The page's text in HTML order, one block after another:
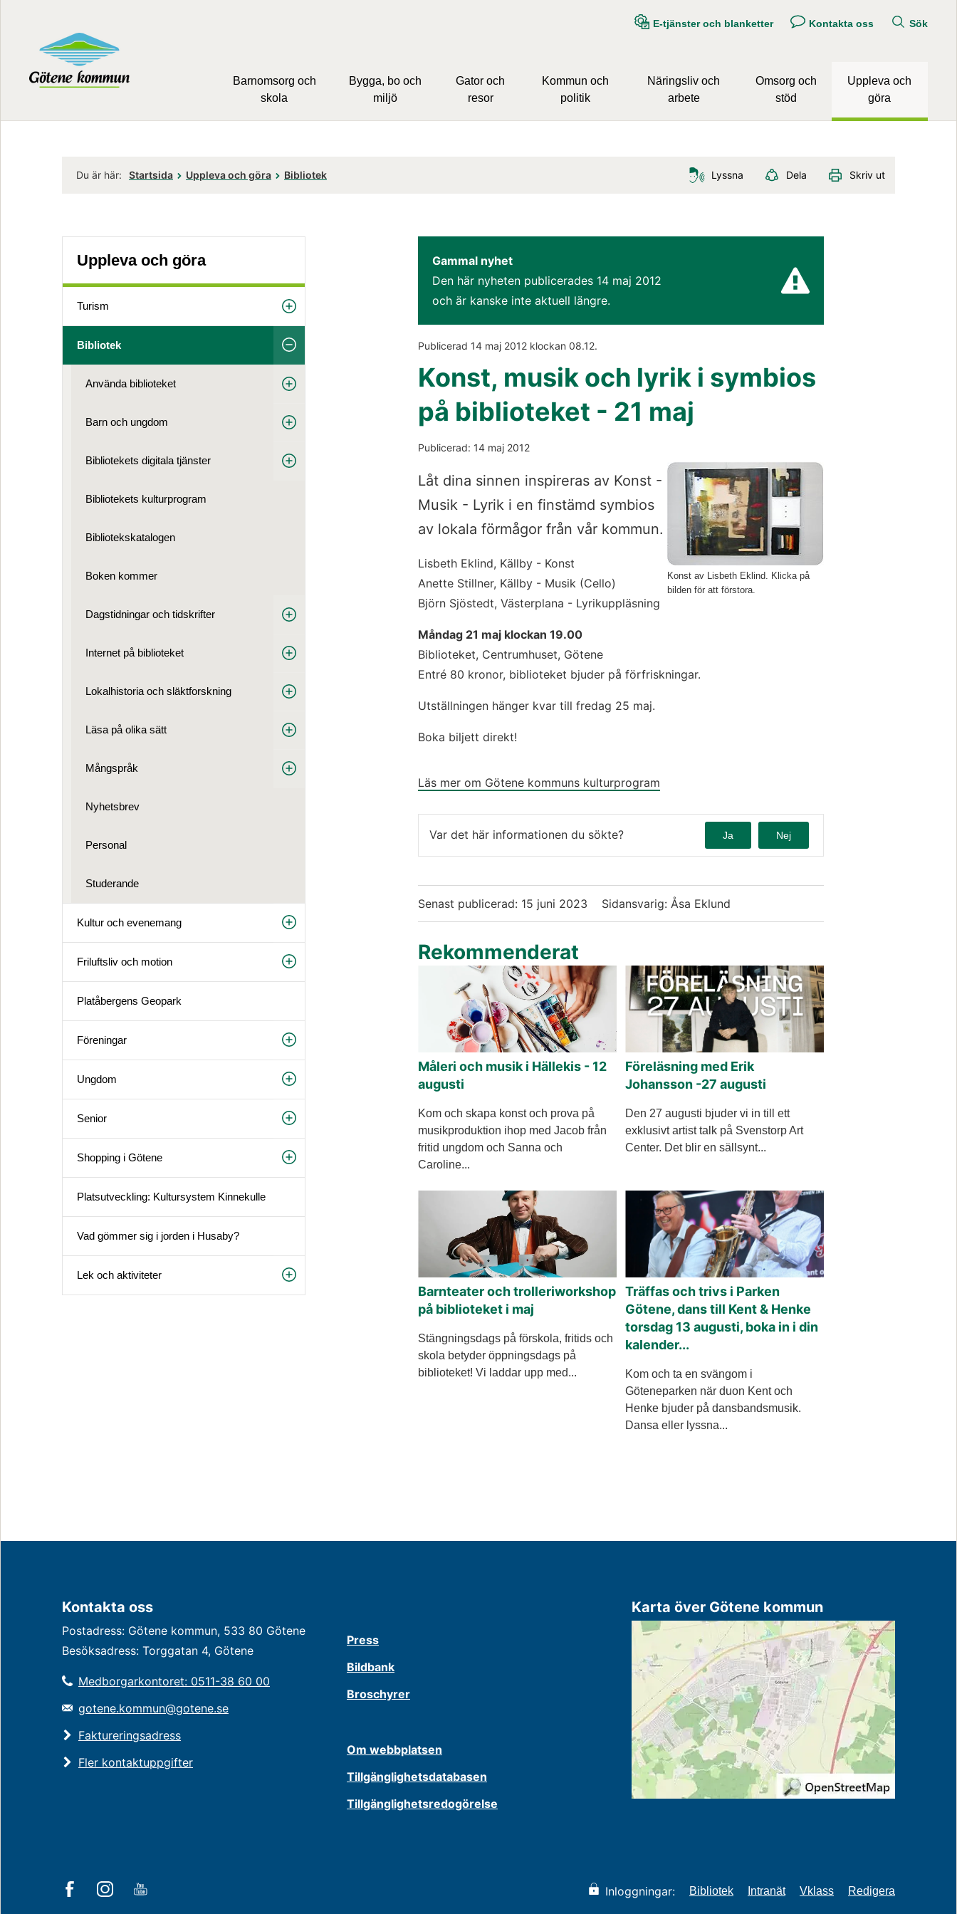
E-tjänster och blanketter Kontakta oss Sök
Barnomsorg och
skola
Bygga, bo och
miljö
Gator och
resor
Kommun och
politik
Näringsliv och
arbete
Omsorg och
stöd
Uppleva och
göra
Du är här: Startsida Uppleva och göra Bibliotek Lyssna Dela Skriv ut
Uppleva och göra
Turism
Bibliotek
Använda biblioteket
Barn och ungdom
Bibliotekets digitala tjänster
Bibliotekets kulturprogram
Bibliotekskatalogen
Boken kommer
Dagstidningar och tidskrifter
Internet på biblioteket
Lokalhistoria och släktforskning
Läsa på olika sätt
Mångspråk
Nyhetsbrev
Personal
Studerande
Kultur och evenemang
Friluftsliv och motion
Platåbergens Geopark
Föreningar
Ungdom
Senior
Shopping i Götene
Platsutveckling: Kultursystem Kinnekulle
Vad gömmer sig i jorden i Husaby?
Lek och aktiviteter
Gammal nyhet
Den här nyheten publicerades 14 maj 2012
och är kanske inte aktuell längre.
Publicerad 14 maj 2012 klockan 08.12.
Konst, musik och lyrik i symbios
på biblioteket - 21 maj
Publicerad: 14 maj 2012
Konst av Lisbeth Eklind. Klicka på
bilden för att förstora.
Låt dina sinnen inspireras av Konst -
Musik - Lyrik i en finstämd symbios
av lokala förmågor från vår kommun.
Lisbeth Eklind, Källby - Konst
Anette Stillner, Källby - Musik (Cello)
Björn Sjöstedt, Västerplana - Lyrikuppläsning
Måndag 21 maj klockan 19.00
Biblioteket, Centrumhuset, Götene
Entré 80 kronor, biblioteket bjuder på förfriskningar.
Utställningen hänger kvar till fredag 25 maj.
Boka biljett direkt!
Läs mer om Götene kommuns kulturprogram
Var det här informationen du sökte? Ja Nej
Senast publicerad: 15 juni 2023 Sidansvarig: Åsa Eklund
Rekommenderat
Måleri och musik i Hällekis - 12
augusti
Kom och skapa konst och prova på
musikproduktion ihop med Jacob från
fritid ungdom och Sanna och
Caroline...
Föreläsning med Erik
Johansson -27 augusti
Den 27 augusti bjuder vi in till ett
exklusivt artist talk på Svenstorp Art
Center. Det blir en sällsynt...
Barnteater och trolleriworkshop
på biblioteket i maj
Stängningsdags på förskola, fritids och
skola betyder öppningsdags på
biblioteket! Vi laddar upp med...
Träffas och trivs i Parken
Götene, dans till Kent & Henke
torsdag 13 augusti, boka in i din
kalender...
Kom och ta en svängom i
Göteneparken när duon Kent och
Henke bjuder på dansbandsmusik.
Dansa eller lyssna...
Kontakta oss
Postadress: Götene kommun, 533 80 Götene
Besöksadress: Torggatan 4, Götene
Medborgarkontoret: 0511-38 60 00
gotene.kommun@gotene.se
Faktureringsadress
Fler kontaktuppgifter
Press
Bildbank
Broschyrer
Om webbplatsen
Tillgänglighetsdatabasen
Tillgänglighetsredogörelse
Karta över Götene kommun
Inloggningar: Bibliotek Intranät Vklass Redigera